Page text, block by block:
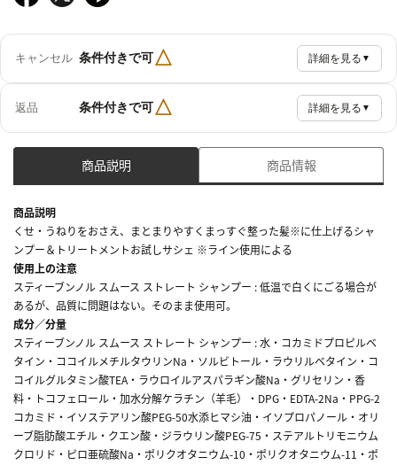
キャンセル 条件付きで可△ 詳細を見る ▼
返品 条件付きで可△ 詳細を見る ▼
商品説明 商品情報
商品説明
くせ・うねりをおさえ、まとまりやすくまっすぐ整った髪※に仕上げるシャ
ンプー＆トリートメントお試しサシェ ※ライン使用による
使用上の注意
スティーブンノル スムース ストレート シャンプー : 低温で白くにごる場合が
あるが、品質に問題はない。そのまま使用可。
成分／分量
スティーブンノル スムース ストレート シャンプー : 水・コカミドプロピルベ
タイン・ココイルメチルタウリンNa・ソルビトール・ラウリルベタイン・コ
コイルグルタミン酸TEA・ラウロイルアスパラギン酸Na・グリセリン・香
料・トコフェロール・加水分解ケラチン（羊毛）・DPG・EDTA-2Na・PPG-2
コカミド・イソステアリン酸PEG-50水添ヒマシ油・イソプロパノール・オリ
ーブ脂肪酸エチル・クエン酸・ジラウリン酸PEG-75・ステアルトリモニウム
クロリド・ピロ亜硫酸Na・ポリクオタニウム-10・ポリクオタニウム-11・ポ